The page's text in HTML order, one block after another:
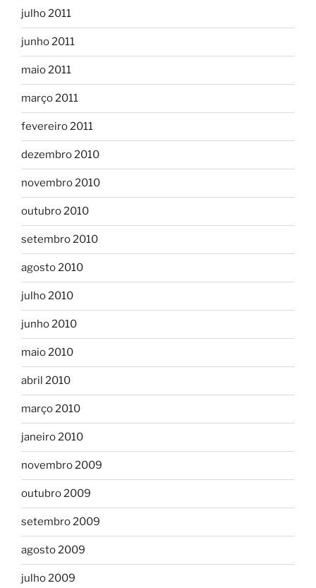
julho 2011
junho 2011
maio 2011
março 2011
fevereiro 2011
dezembro 2010
novembro 2010
outubro 2010
setembro 2010
agosto 2010
julho 2010
junho 2010
maio 2010
abril 2010
março 2010
janeiro 2010
novembro 2009
outubro 2009
setembro 2009
agosto 2009
julho 2009